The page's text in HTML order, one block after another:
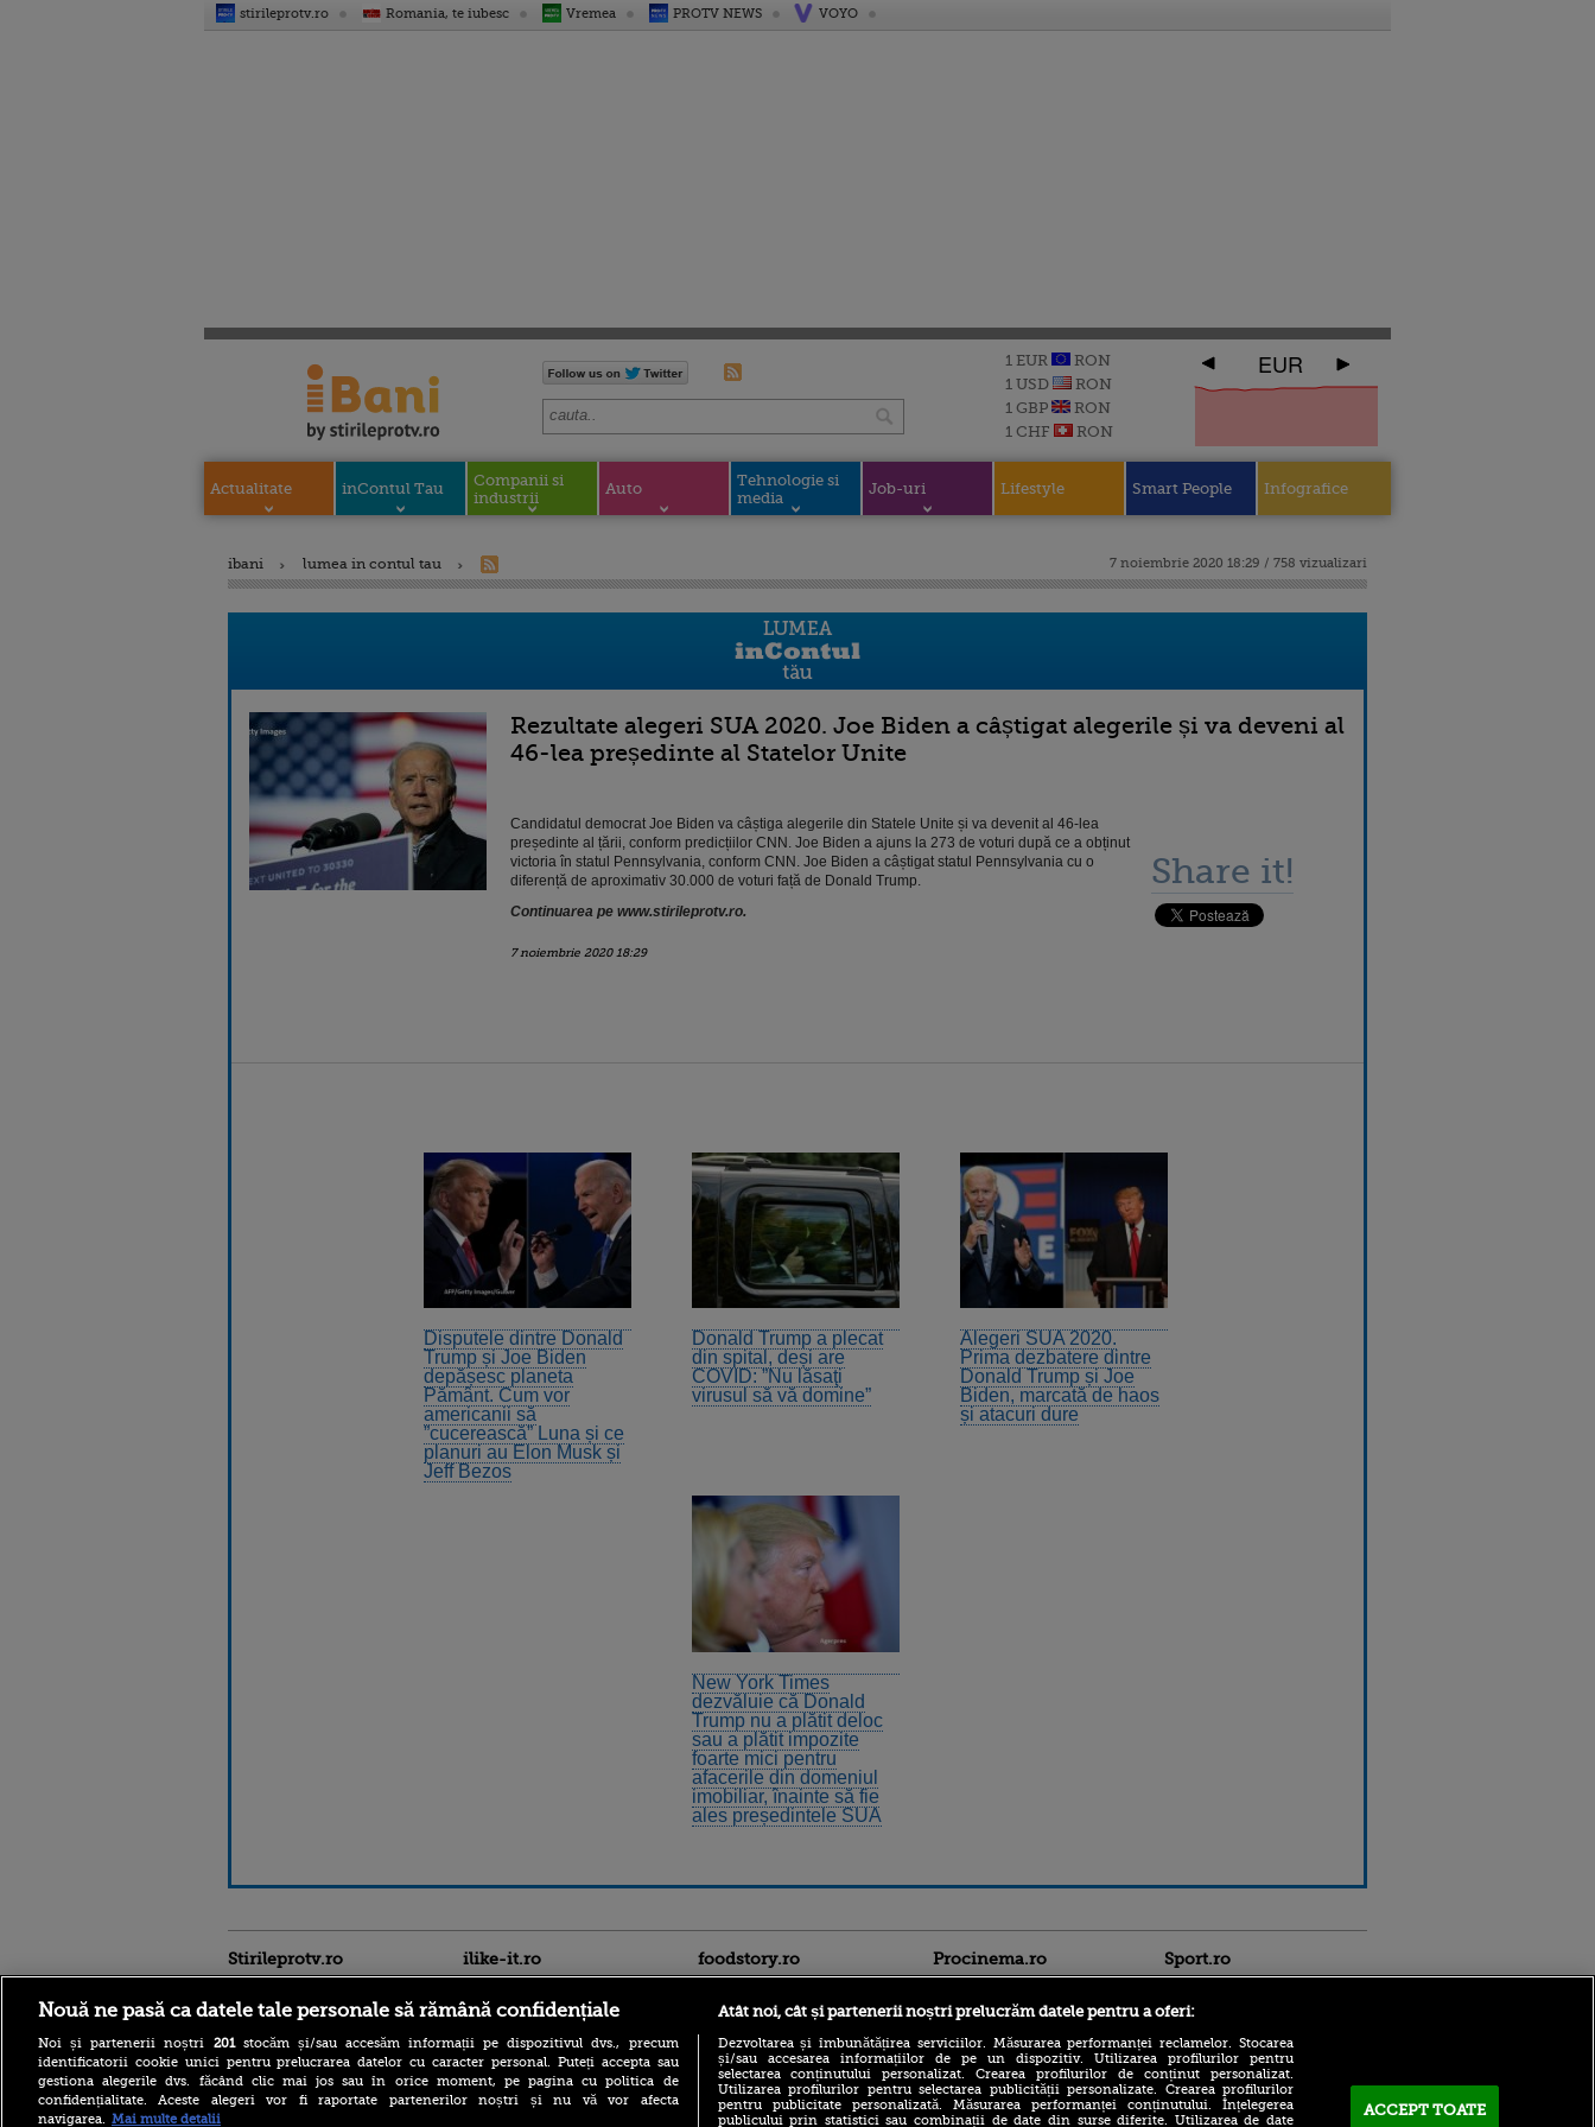
stirileprotv.ro Romania, te iubesc Vremea PROTV NEWS VOYO
1 EUR
RON
1 USD
RON
1 GBP
RON
1 CHF
RON
EUR
Actualitate inContul Tau
Companii si
industrii
Auto
Tehnologie si
media
Job-uri Lifestyle Smart People Infografice
ibani lumea in contul tau 7 noiembrie 2020 18:29 / 758 vizualizari
Rezultate alegeri SUA 2020. Joe Biden a câștigat alegerile și va deveni al
46-lea președinte al Statelor Unite
Candidatul democrat Joe Biden va câștiga alegerile din Statele Unite și va devenit al 46-lea
președinte al țării, conform predicțiilor CNN. Joe Biden a ajuns la 273 de voturi după ce a obținut
victoria în statul Pennsylvania, conform CNN. Joe Biden a câștigat statul Pennsylvania cu o
diferență de aproximativ 30.000 de voturi față de Donald Trump.
Continuarea pe www.stirileprotv.ro.
7 noiembrie 2020 18:29
Share it!
Disputele dintre Donald
Trump și Joe Biden
depășesc planeta
Pământ. Cum vor
americanii să
”cucerească” Luna și ce
planuri au Elon Musk și
Jeff Bezos
Donald Trump a plecat
din spital, deși are
COVID: ”Nu lăsaţi
virusul să vă domine”
Alegeri SUA 2020.
Prima dezbatere dintre
Donald Trump și Joe
Biden, marcată de haos
și atacuri dure
New York Times
dezvăluie că Donald
Trump nu a plătit deloc
sau a plătit impozite
foarte mici pentru
afacerile din domeniul
imobiliar, înainte să fie
ales președintele SUA
Stirileprotv.ro ilike-it.ro foodstory.ro Procinema.ro Sport.ro
A antrenat un "wonderkid" și
Nouă ne pasă ca datele tale personale să rămână confidențiale
Noi și partenerii noștri 201stocăm și/sau accesăm informații pe dispozitivul dvs., precum
identificatorii cookie unici pentru prelucrarea datelor cu caracter personal. Puteți accepta sau
gestiona alegerile dvs. făcând clic mai jos sau în orice moment, pe pagina cu politica de
confidențialitate. Aceste alegeri vor fi raportate partenerilor noștri și nu vă vor afecta
navigarea. Mai multe detalii
Atât noi, cât și partenerii noștri prelucrăm datele pentru a oferi:
Dezvoltarea și îmbunătățirea serviciilor. Măsurarea performanței reclamelor. Stocarea
și/sau accesarea informațiilor de pe un dispozitiv. Utilizarea profilurilor pentru
selectarea conținutului personalizat. Crearea profilurilor de conținut personalizat.
Utilizarea profilurilor pentru selectarea publicității personalizate. Crearea profilurilor
pentru publicitate personalizată. Măsurarea performanței conținutului. Înțelegerea
publicului prin statistici sau combinații de date din surse diferite. Utilizarea de date
ACCEPT TOATE